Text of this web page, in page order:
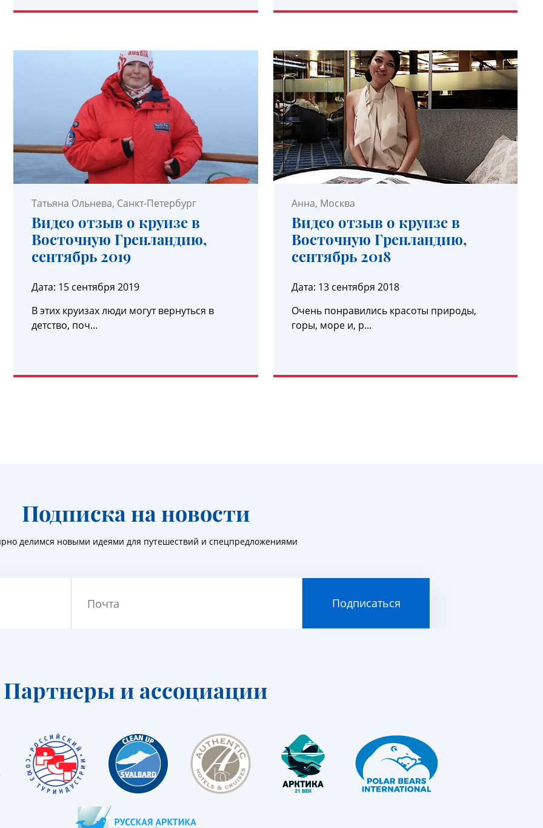
УЗНАТЬ ПОДРОБНЕЕ УЗНАТЬ ПОДРОБНЕЕ
Татьяна Ольнева, Санкт-Петербург
Видео отзыв о круизе в
Восточную Гренландию,
сентябрь 2019
Дата: 15 сентября 2019
В этих круизах люди могут вернуться в
детство, поч...
УЗНАТЬ ПОДРОБНЕЕ
Анна, Москва
Видео отзыв о круизе в
Восточную Гренландию,
сентябрь 2018
Дата: 13 сентября 2018
Очень понравились красоты природы,
горы, море и, р...
УЗНАТЬ ПОДРОБНЕЕ
Подписка на новости
делимся новыми идеями для путешествий и спецпредложениями
Почта Подписаться
Партнеры и ассоциации